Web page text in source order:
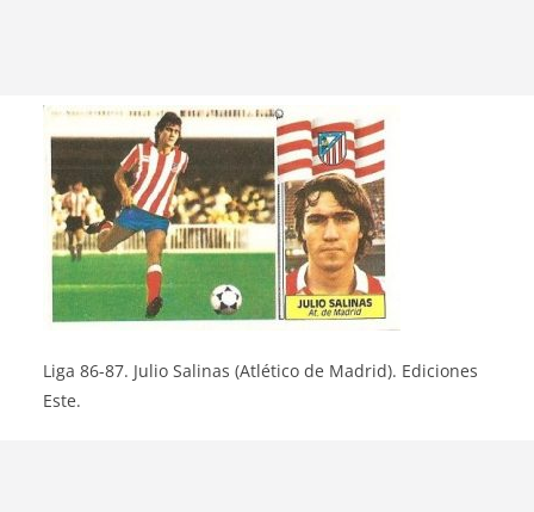
Liga 86-87. Julio Salinas (Atlético de Madrid). Ediciones
Este.